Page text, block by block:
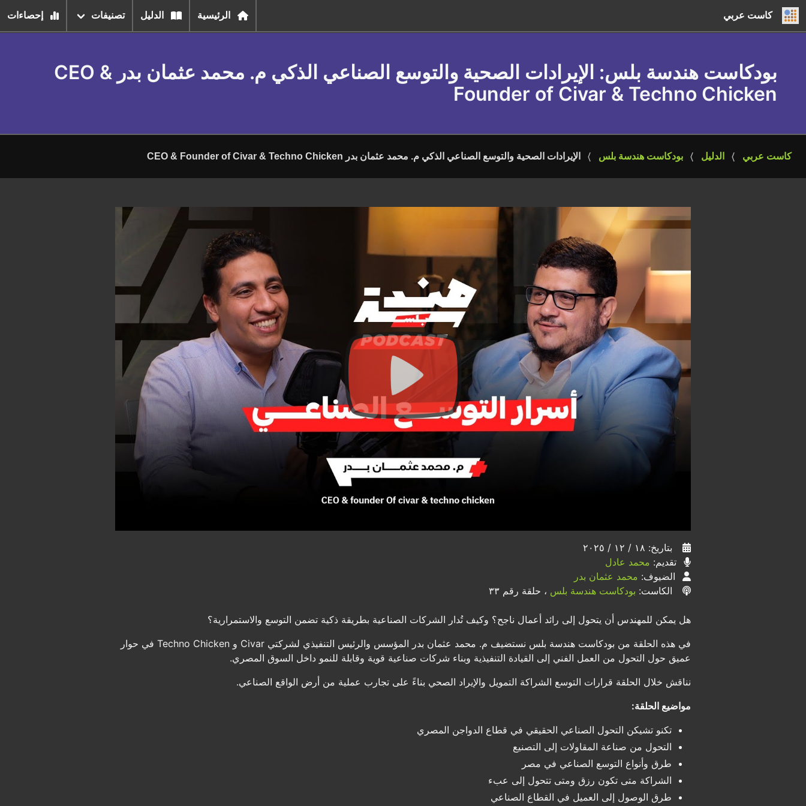
كاست عربي الرئيسية الدليل تصنيفات إحصاءات
بودكاست هندسة بلس
: الإيرادات الصحية والتوسع الصناعي الذكي م. محمد عثمان بدر CEO &
Founder of Civar & Techno Chicken
كاست عربي الدليل بودكاست هندسة بلس الإيرادات الصحية والتوسع الصناعي الذكي م. محمد عثمان بدر CEO & Founder of Civar & Techno Chicken
بتاريخ: ١٨ / ١٢ / ٢٠٢٥
تقديم: محمد عادل
الضيوف: محمد عثمان بدر
الكاست: بودكاست هندسة بلس ، حلقة رقم ٣٣
هل يمكن للمهندس أن يتحول إلى رائد أعمال ناجح؟ وكيف تُدار الشركات الصناعية بطريقة ذكية تضمن التوسع والاستمرارية؟
في هذه الحلقة من بودكاست هندسة بلس نستضيف م. محمد عثمان بدر المؤسس والرئيس التنفيذي لشركتي Civar و Techno Chicken في حوار
عميق حول التحول من العمل الفني إلى القيادة التنفيذية وبناء شركات صناعية قوية وقابلة للنمو داخل السوق المصري.
نناقش خلال الحلقة قرارات التوسع الشراكة التمويل والإيراد الصحي بناءً على تجارب عملية من أرض الواقع الصناعي.
مواضيع الحلقة:
تكنو تشيكن التحول الصناعي الحقيقي في قطاع الدواجن المصري
التحول من صناعة المقاولات إلى التصنيع
طرق وأنواع التوسع الصناعي في مصر
الشراكة متى تكون رزق ومتى تتحول إلى عبء
طرق الوصول إلى العميل في القطاع الصناعي